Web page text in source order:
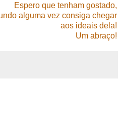
Espero que tenham gostado,
alguma vez consiga chegar
aos ideais dela!
Um abraço!